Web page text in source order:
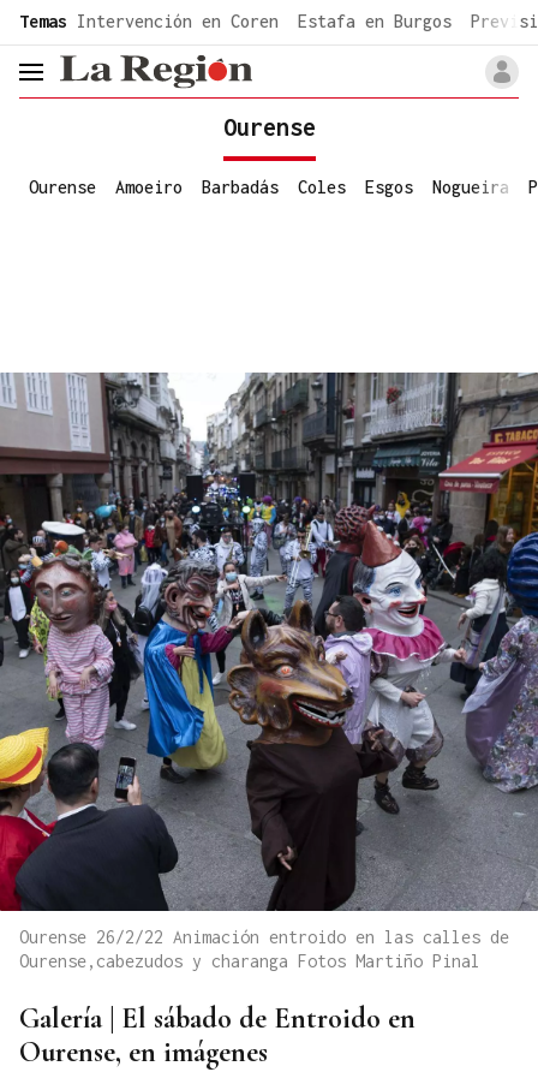
common.go-to-content
Temas Intervención en Coren Estafa en Burgos
header.menu.open
Ourense
Ourense Amoeiro Barbadás Coles Esgos Nogueira
Ourense 26/2/22 Animación entroido en las calles de
Ourense,cabezudos y charanga Fotos Martiño Pinal
Galería | El sábado de Entroido en
Ourense, en imágenes